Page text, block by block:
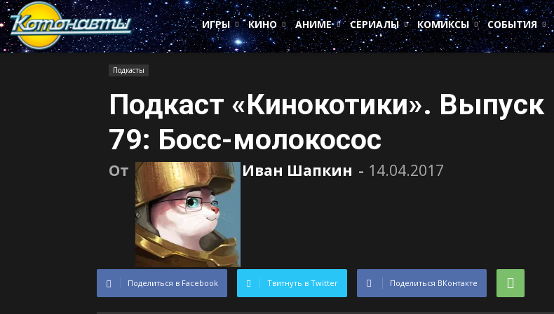
Котонавты
ИГРЫ
КИНО АНИМЕ СЕРИАЛЫ КОМИКСЫ СОБЫТИЯ
Подкасты
Подкаст «Кинокотики». Выпуск
79: Босс-молокосос
От Иван Шапкин - 14.04.2017
Поделиться в Facebook Твитнуть в Twitter Поделиться ВКонтакте